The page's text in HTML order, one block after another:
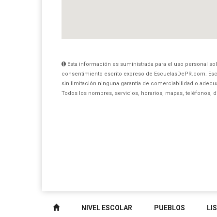
Esta información es suministrada para el uso personal
consentimiento escrito expreso de EscuelasDePR.com.
sin limitación ninguna garantía de comerciabilidad o
Todos los nombres, servicios, horarios, mapas, teléfonos,
NIVEL ESCOLAR PUEBLOS